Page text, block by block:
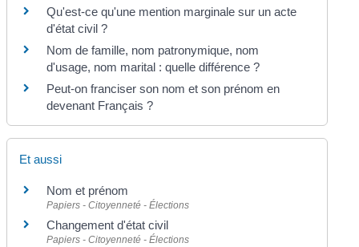
Qu'est-ce qu'une mention marginale sur un acte
d'état civil ?
Nom de famille, nom patronymique, nom
d'usage, nom marital : quelle différence ?
Peut-on franciser son nom et son prénom en
devenant Français ?
Et aussi
Nom et prénom
Papiers - Citoyenneté - Élections
Changement d'état civil
Papiers - Citoyenneté - Élections